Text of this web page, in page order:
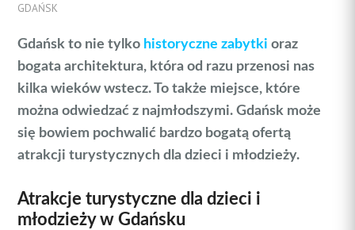
GDAŃSK
Gdańsk to nie tylko historyczne zabytki oraz
bogata architektura, która od razu przenosi nas
kilka wieków wstecz. To także miejsce, które
można odwiedzać z najmłodszymi. Gdańsk może
się bowiem pochwalić bardzo bogatą ofertą
atrakcji turystycznych dla dzieci i młodzieży.
Atrakcje turystyczne dla dzieci i
młodzieży w Gdańsku